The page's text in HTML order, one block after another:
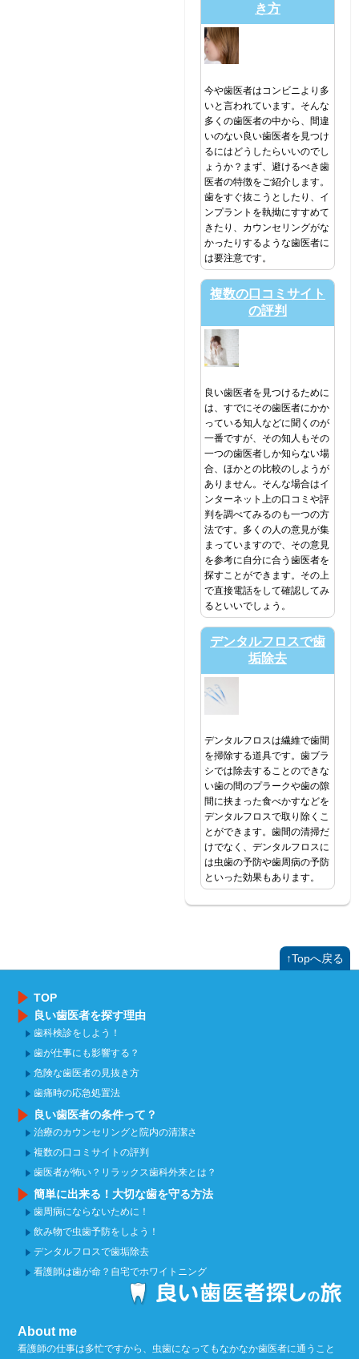
き方
今や歯医者はコンビニより多
いと言われています。そんな
多くの歯医者の中から、間違
いのない良い歯医者を見つけ
るにはどうしたらいいのでし
ょうか？まず、避けるべき歯
医者の特徴をご紹介します。
歯をすぐ抜こうとしたり、イ
ンプラントを執拗にすすめて
きたり、カウンセリングがな
かったりするような歯医者に
は要注意です。
複数の口コミサイト
の評判
良い歯医者を見つけるために
は、すでにその歯医者にかか
っている知人などに聞くのが
一番ですが、その知人もその
一つの歯医者しか知らない場
合、ほかとの比較のしようが
ありません。そんな場合はイ
ンターネット上の口コミや評
判を調べてみるのも一つの方
法です。多くの人の意見が集
まっていますので、その意見
を参考に自分に合う歯医者を
探すことができます。その上
で直接電話をして確認してみ
るといいでしょう。
デンタルフロスで歯
垢除去
デンタルフロスは繊維で歯間
を掃除する道具です。歯ブラ
シでは除去することのできな
い歯の間のプラークや歯の隙
間に挟まった食べかすなどを
デンタルフロスで取り除くこ
とができます。歯間の清掃だ
けでなく、デンタルフロスに
は虫歯の予防や歯周病の予防
といった効果もあります。
↑Topへ戻る
TOP
良い歯医者を探す理由
歯科検診をしよう！
歯が仕事にも影響する？
危険な歯医者の見抜き方
歯痛時の応急処置法
良い歯医者の条件って？
治療のカウンセリングと院内の清潔さ
複数の口コミサイトの評判
歯医者が怖い？リラックス歯科外来とは？
簡単に出来る！大切な歯を守る方法
歯周病にならないために！
飲み物で虫歯予防をしよう！
デンタルフロスで歯垢除去
看護師は歯が命？自宅でホワイトニング
About me
看護師の仕事は多忙ですから、虫歯になってもなかなか歯医者に通うこと